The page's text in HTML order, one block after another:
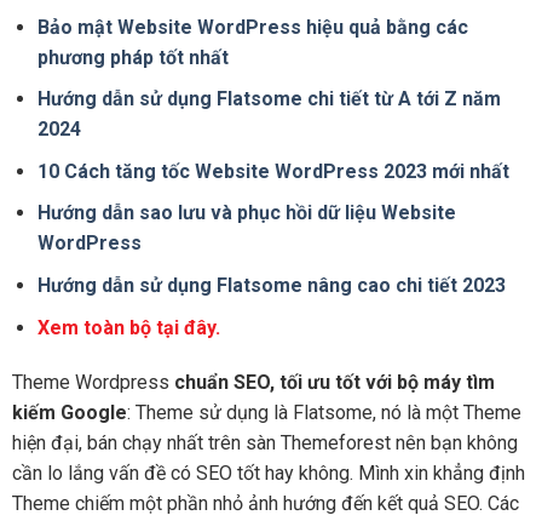
Bảo mật Website WordPress hiệu quả bằng các
phương pháp tốt nhất
Hướng dẫn sử dụng Flatsome chi tiết từ A tới Z năm
2024
10 Cách tăng tốc Website WordPress 2023 mới nhất
Hướng dẫn sao lưu và phục hồi dữ liệu Website
WordPress
Hướng dẫn sử dụng Flatsome nâng cao chi tiết 2023
Xem toàn bộ tại đây.
Theme Wordpress chuẩn SEO, tối ưu tốt với bộ máy tìm
kiếm Google: Theme sử dụng là Flatsome, nó là một Theme
hiện đại, bán chạy nhất trên sàn Themeforest nên bạn không
cần lo lắng vấn đề có SEO tốt hay không. Mình xin khẳng định
Theme chiếm một phần nhỏ ảnh hướng đến kết quả SEO. Các